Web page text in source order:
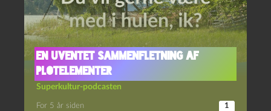
En uventet sammenfletning af
plotelementer
Superkultur-podcasten
For 5 år siden 1